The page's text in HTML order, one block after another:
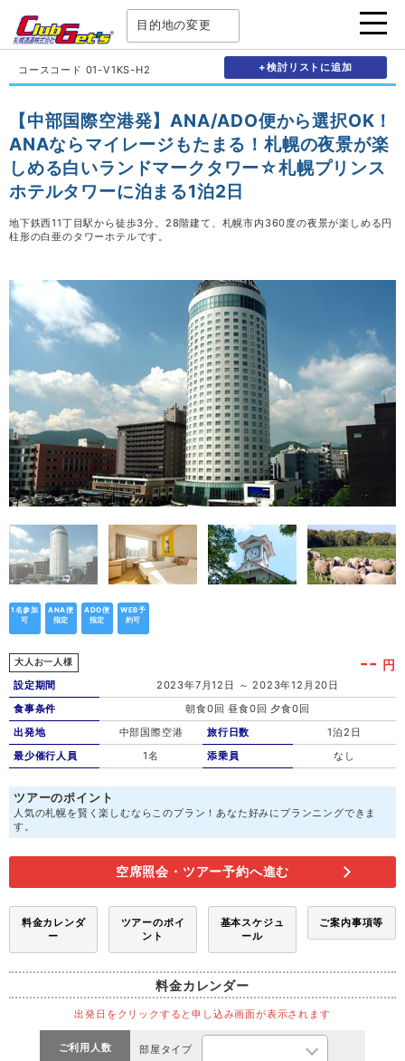
目的地の変更
コースコード 01-V1KS-H2 +検討リストに追加
【中部国際空港発】ANA/ADO便から選択OK！
ANAならマイレージもたまる！札幌の夜景が楽
しめる白いランドマークタワー☆札幌プリンス
ホテルタワーに泊まる1泊2日
地下鉄西11丁目駅から徒歩3分。28階建て、札幌市内360度の夜景が楽しめる円
柱形の白亜のタワーホテルです。
1名参加
可
ANA便
指定
ADO便
指定
WEB予
約可
大人お一人様 -- 円
設定期間
2023年7月12日 ～ 2023年12月20日
食事条件
朝食0回 昼食0回 夕食0回
出発地
中部国際空港
最少催行人員
1名
旅行日数
1泊2日
添乗員
なし
ツアーのポイント
人気の札幌を賢く楽しむならこのプラン！あなた好みにプランニングできま
す。
空席照会・ツアー予約へ進む
料金カレンダ
ー
ツアーのポイ
ント
基本スケジュ
ール
ご案内事項等
料金カレンダー
出発日をクリックすると申し込み画面が表示されます
ご利用人数 部屋タイプ